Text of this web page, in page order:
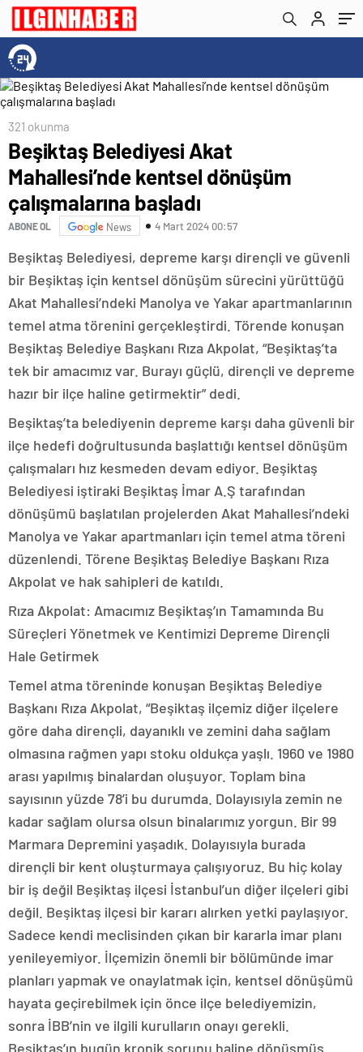
321 okunma
Beşiktaş Belediyesi Akat
Mahallesi’nde kentsel dönüşüm
çalışmalarına başladı
ABONE OL News 4 Mart 2024 00:57
Beşiktaş Belediyesi, depreme karşı dirençli ve güvenli
bir Beşiktaş için kentsel dönüşüm sürecini yürüttüğü
Akat Mahallesi’ndeki Manolya ve Yakar apartmanlarının
temel atma törenini gerçekleştirdi. Törende konuşan
Beşiktaş Belediye Başkanı Rıza Akpolat, “Beşiktaş’ta
tek bir amacımız var. Burayı güçlü, dirençli ve depreme
hazır bir ilçe haline getirmektir” dedi.
Beşiktaş’ta belediyenin depreme karşı daha güvenli bir
ilçe hedefi doğrultusunda başlattığı kentsel dönüşüm
çalışmaları hız kesmeden devam ediyor. Beşiktaş
Belediyesi iştiraki Beşiktaş İmar A.Ş tarafından
dönüşümü başlatılan projelerden Akat Mahallesi’ndeki
Manolya ve Yakar apartmanları için temel atma töreni
düzenlendi. Törene Beşiktaş Belediye Başkanı Rıza
Akpolat ve hak sahipleri de katıldı.
Rıza Akpolat: Amacımız Beşiktaş’ın Tamamında Bu
Süreçleri Yönetmek ve Kentimizi Depreme Dirençli
Hale Getirmek
Temel atma töreninde konuşan Beşiktaş Belediye
Başkanı Rıza Akpolat, “Beşiktaş ilçemiz diğer ilçelere
göre daha dirençli, dayanıklı ve zemini daha sağlam
olmasına rağmen yapı stoku oldukça yaşlı. 1960 ve 1980
arası yapılmış binalardan oluşuyor. Toplam bina
sayısının yüzde 78’i bu durumda. Dolayısıyla zemin ne
kadar sağlam olursa olsun binalarımız yorgun. Bir 99
Marmara Depremini yaşadık. Dolayısıyla burada
dirençli bir kent oluşturmaya çalışıyoruz. Bu hiç kolay
bir iş değil Beşiktaş ilçesi İstanbul’un diğer ilçeleri gibi
değil. Beşiktaş ilçesi bir kararı alırken yetki paylaşıyor.
Sadece kendi meclisinden çıkan bir kararla imar planı
yenileyemiyor. İlçemizin önemli bir bölümünde imar
planları yapmak ve onaylatmak için, kentsel dönüşümü
hayata geçirebilmek için önce ilçe belediyemizin,
sonra İBB’nin ve ilgili kurulların onayı gerekli.
Beşiktaş’ın bugün kronik sorunu haline dönüşmüş